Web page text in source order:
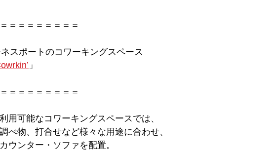
＝＝＝＝＝＝＝＝
スポートのコワーキングスペース
」
＝＝＝＝＝＝＝＝
用可能なコワーキングスペースでは、
べ物、打合せなど様々な用途に合わせ、
ウンター・ソファを配置。